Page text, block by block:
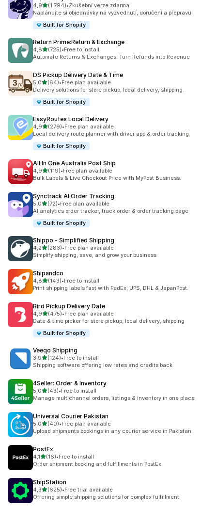
4,9z 5 hvězd
(1 794)
Celkový počet recenzí: 1794
•Zkušební verze zdarma
Naplánujte si objednávky na vyzvednutí, doručení a přepravu
Built for Shopify
Return Prime:Return & Exchange
4,8z 5 hvězd
(725)
Celkový počet recenzí: 725
•Free to install
Automate Returns & Exchanges. Turn Refunds into Revenue
DS Pickup Delivery Date & Time
5,0z 5 hvězd
(64)
Celkový počet recenzí: 64
•Free plan available
Delivery solutions for store pickup, local delivery, shipping.
Built for Shopify
EasyRoutes Local Delivery
4,9z 5 hvězd
(279)
Celkový počet recenzí: 279
•Free plan available
Local delivery route planner with driver app & order tracking
Built for Shopify
All In One Australia Post Ship
4,9z 5 hvězd
(119)
Celkový počet recenzí: 119
•Free plan available
Bulk Labels & Live Checkout Price with MyPost Business.
Synctrack AI Order Tracking
5,0z 5 hvězd
(72)
Celkový počet recenzí: 72
•Free plan available
AI analytics order tracker, track order & order tracking page
Built for Shopify
Shippo ‑ Simplified Shipping
4,2z 5 hvězd
(283)
Celkový počet recenzí: 283
•Free plan available
Simplify shipping, save, and grow your business
Shipandco
4,8z 5 hvězd
(143)
Celkový počet recenzí: 143
•Free to install
Print shipping labels fast with FedEx, UPS, DHL & JapanPost.
Bird Pickup Delivery Date
4,9z 5 hvězd
(475)
Celkový počet recenzí: 475
•Free plan available
Date & time picker for store pickup, local delivery, shipping
Built for Shopify
Veeqo Shipping
3,9z 5 hvězd
(124)
Celkový počet recenzí: 124
•Free to install
Shipping software offering low rates and credits back
4Seller: Order & Inventory
5,0z 5 hvězd
(43)
Celkový počet recenzí: 43
•Free to install
Manage multichannel orders, listings & inventory in one place
Universal Courier Pakistan
5,0z 5 hvězd
(40)
Celkový počet recenzí: 40
•Free plan available
Upload shipments bookings in any courier service in Pakistan.
PostEx
4,1z 5 hvězd
(16)
Celkový počet recenzí: 16
•Free to install
Order shipment booking and fulfillments in PostEx
ShipStation
4,3z 5 hvězd
(625)
Celkový počet recenzí: 625
•Free trial available
Offering simple shipping solutions for complex fulfillment